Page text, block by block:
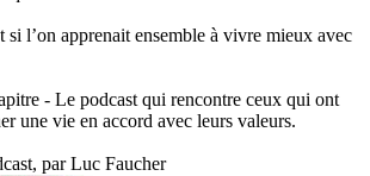
l’on apprenait ensemble à vivre mieux avec
- Le podcast qui rencontre ceux qui ont
une vie en accord avec leurs valeurs.
par Luc Faucher